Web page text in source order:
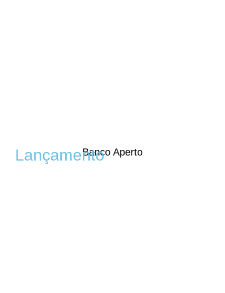
Banco Aperto
Lançamento